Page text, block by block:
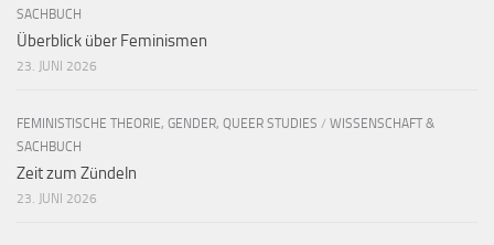
SACHBUCH
Überblick über Feminismen
23. JUNI 2026
FEMINISTISCHE THEORIE, GENDER, QUEER STUDIES / WISSENSCHAFT &
SACHBUCH
Zeit zum Zündeln
23. JUNI 2026